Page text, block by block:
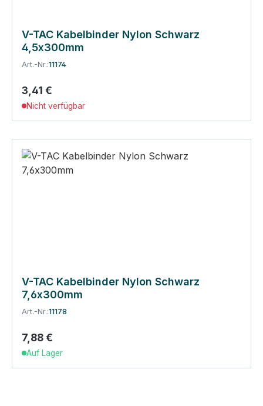
V-TAC Kabelbinder Nylon Schwarz
4,5x300mm
Art.-Nr.:11174
Regulärer Preis:
3,41 €
Nicht verfügbar
V-TAC Kabelbinder Nylon Schwarz
7,6x300mm
Art.-Nr.:11178
Regulärer Preis:
7,88 €
Auf Lager